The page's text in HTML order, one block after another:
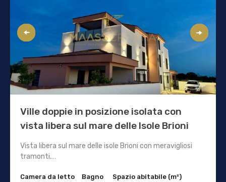
Ville doppie in posizione isolata con
vista libera sul mare delle Isole Brioni
Vista libera sul mare delle isole Brioni con meravigliosi
tramonti.…
Camera da letto
Bagno
Spazio abitabile (m²)